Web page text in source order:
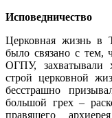
Исповедничество
Церковная жизнь в
было связано с тем,
ОГПУ, захватывали
строй церковной
бесстрашно
большой грех –
правящего